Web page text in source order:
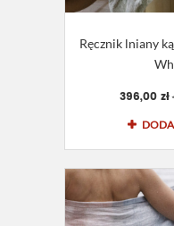
Ręcznik lniany
396,00 zł